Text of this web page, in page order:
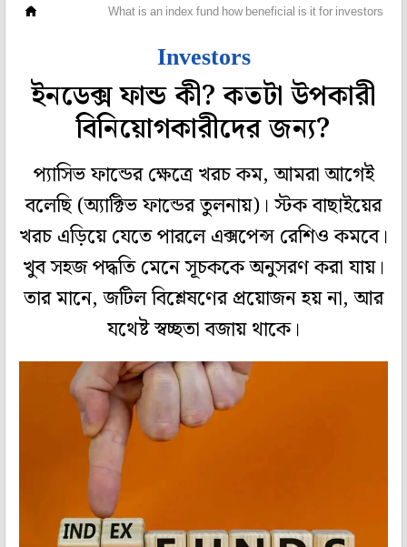
What is an index fund how beneficial is it for investors
Investors
ইনডেক্স ফান্ড কী? কতটা উপকারী
বিনিয়োগকারীদের জন্য?
প্যাসিভ ফান্ডের ক্ষেত্রে খরচ কম, আমরা আগেই
বলেছি (অ্যাক্টিভ ফান্ডের তুলনায়)। স্টক বাছাইয়ের
খরচ এড়িয়ে যেতে পারলে এক্সপেন্স রেশিও কমবে।
খুব সহজ পদ্ধতি মেনে সূচককে অনুসরণ করা যায়।
তার মানে, জটিল বিশ্লেষণের প্রয়োজন হয় না, আর
যথেষ্ট স্বচ্ছতা বজায় থাকে।